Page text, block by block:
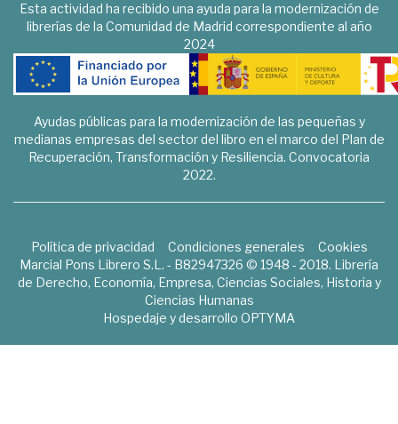
Esta actividad ha recibido una ayuda para la modernización de
librerías de la Comunidad de Madrid correspondiente al año
2024
Ayudas públicas para la modernización de las pequeñas y
medianas empresas del sector del libro en el marco del Plan de
Recuperación, Transformación y Resiliencia. Convocatoria
2022.
Política de privacidad Condiciones generales
Cookies
Marcial Pons Librero S.L. - B82947326 © 1948 - 2018. Librería
de Derecho, Economía, Empresa, Ciencias Sociales, Historia y
Ciencias Humanas
Hospedaje y desarrollo OPTYMA